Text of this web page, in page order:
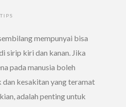
TIPS
mempunyai bisa
sirip kiri dan kanan. Jika
pada manusia boleh
kesakitan yang teramat
adalah penting untuk